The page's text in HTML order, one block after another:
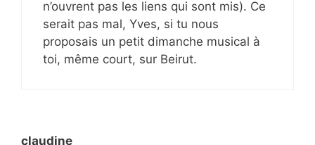
n’ouvrent pas les liens qui sont mis). Ce
serait pas mal, Yves, si tu nous
proposais un petit dimanche musical à
toi, même court, sur Beirut.
claudine